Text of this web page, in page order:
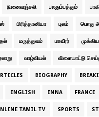
நினைவஞ்சலி பலதும்பத்தும்
பிரித்தானியா புலம் பொது
மருத்துவம் மாவீரர்
வாழ்வியல் விளையாட்டு
BIOGRAPHY
ENGLISH ENNA FRANCE
TAMIL TV SPORTS